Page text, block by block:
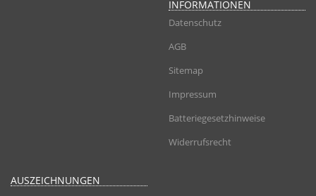
INFORMATIONEN
Datenschutz
AGB
Sitemap
Impressum
Batteriegesetzhinweise
Widerrufsrecht
AUSZEICHNUNGEN